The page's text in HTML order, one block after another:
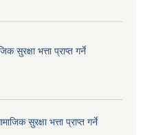
सुरक्षा भत्ता प्राप्त गर्ने
सुरक्षा भत्ता प्राप्त गर्ने